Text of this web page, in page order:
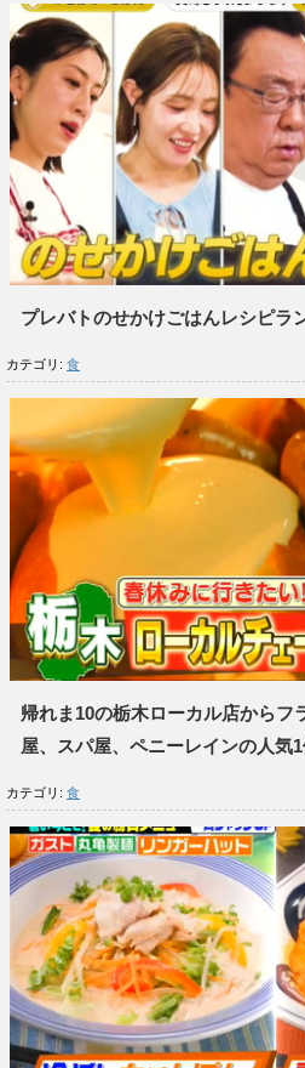
プレバトのせかけごはんレシピラ
カテゴリ: 食
帰れま10の栃木ローカル店からフ
屋、スパ屋、ペニーレインの人気
カテゴリ: 食